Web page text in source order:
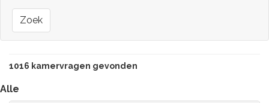
Zoek
1016 kamervragen gevonden
Alle